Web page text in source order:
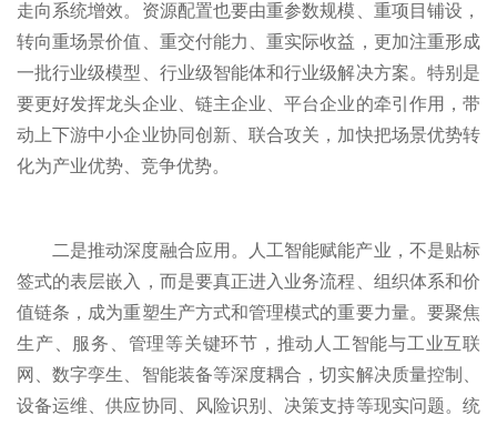
走向系统增效。资源配置也要由重参数规模、重项目铺设，
转向重场景价值、重交付能力、重实际收益，更加注重形成
一批行业级模型、行业级智能体和行业级解决方案。特别是
要更好发挥龙头企业、链主企业、平台企业的牵引作用，带
动上下游中小企业协同创新、联合攻关，加快把场景优势转
化为产业优势、竞争优势。
二是推动深度融合应用。人工智能赋能产业，不是贴标
签式的表层嵌入，而是要真正进入业务流程、组织体系和价
值链条，成为重塑生产方式和管理模式的重要力量。要聚焦
生产、服务、管理等关键环节，推动人工智能与工业互联
网、数字孪生、智能装备等深度耦合，切实解决质量控制、
设备运维、供应协同、风险识别、决策支持等现实问题。统